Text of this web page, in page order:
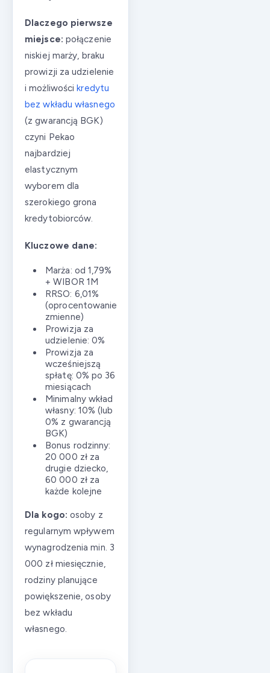
Dlaczego pierwsze
miejsce: połączenie
niskiej marży, braku
prowizji za udzielenie
i możliwościkredytu
bez wkładu własnego
(z gwarancją BGK)
czyni Pekao
najbardziej
elastycznym
wyborem dla
szerokiego grona
kredytobiorców.
Kluczowe dane:
Marża: od 1,79%
+ WIBOR 1M
RRSO: 6,01%
(oprocentowanie
zmienne)
Prowizja za
udzielenie: 0%
Prowizja za
wcześniejszą
spłatę: 0% po 36
miesiącach
Minimalny wkład
własny: 10% (lub
0% z gwarancją
BGK)
Bonus rodzinny:
20 000 zł za
drugie dziecko,
60 000 zł za
każde kolejne
Dla kogo: osoby z
regularnym wpływem
wynagrodzenia min. 3
000 zł miesięcznie,
rodziny planujące
powiększenie, osoby
bez wkładu
własnego.